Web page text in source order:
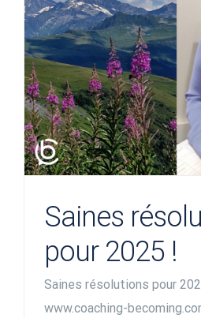
Saines
pour 2025 !
Saines résolutions pour
www.coaching-